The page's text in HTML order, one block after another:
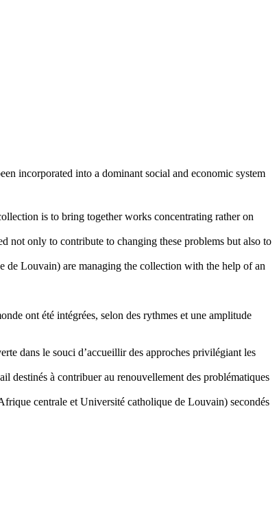
incorporated into a dominant social and economic system
is to bring together works concentrating rather on
not only to contribute to changing these problems but also to
Louvain) are managing the collection with the help of an
ont été intégrées, selon des rythmes et une amplitude
dans le souci d’accueillir des approches privilégiant les
destinés à contribuer au renouvellement des problématiques
centrale et Université catholique de Louvain) secondés